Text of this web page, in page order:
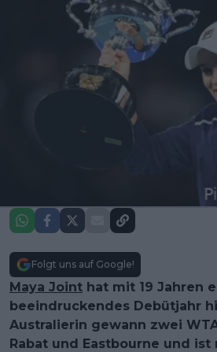
Folgt uns auf Google!
Maya Joint hat mit 19 Jahren
beeindruckendes Debütjahr
Australierin gewann zwei
Rabat und Eastbourne und